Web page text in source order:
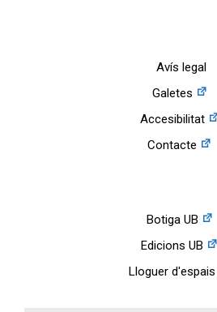
Avís legal
Galetes
Accesibilitat
Contacte
Botiga UB
Edicions UB
Lloguer d'espais